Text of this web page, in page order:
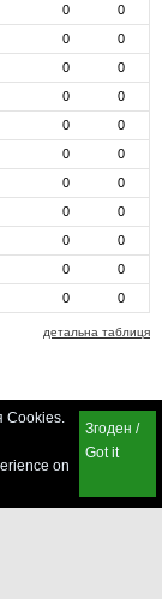
0
0
0
0
0
0
0
0
0
0
0
0
0
0
0
0
0
0
0
0
0 0
детальна таблиця
Cookies.
on
Згоден /
Got it